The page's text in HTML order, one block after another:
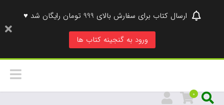
ارسال کتاب برای سفارش بالای 999 تومان رایگان شد ♥
ورود به گنجینه کتاب ها